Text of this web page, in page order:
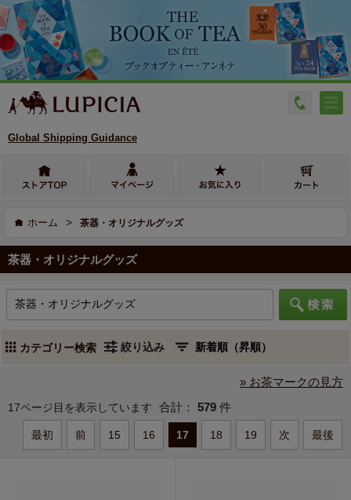
Global Shipping Guidance
ホーム > 茶器・オリジナルグッズ
茶器・オリジナルグッズ
カテゴリー検索 絞り込み
» お茶マークの見方
17ページ目を表示しています 合計： 579 件
最初 前 15 16 17 18 19 次 最後